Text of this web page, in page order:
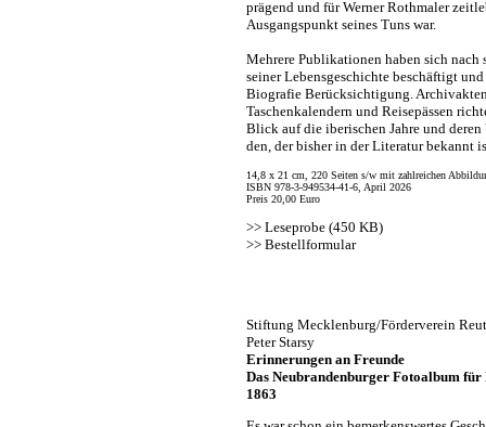
prägend und für Werner Rothmaler
Ausgangspunkt seines Tuns war.
Mehrere Publikationen haben sich nach
seiner Lebensgeschichte beschäftigt
Biografie Berücksichtigung.
Taschenkalendern und Reisepässen
Blick auf die iberischen Jahre und deren
den, der bisher in der Literatur bekannt
14,8 x 21 cm, 220 Seiten s/w mit zahlreichen
ISBN 978-3-949534-41-6, April 2026
Preis 20,00 Euro
>> Leseprobe (450 KB)
>> Bestellformular
Stiftung Mecklenburg/Förderverein
Peter Starsy
Erinnerungen an Freunde
Das Neubrandenburger Fotoalbum
1863